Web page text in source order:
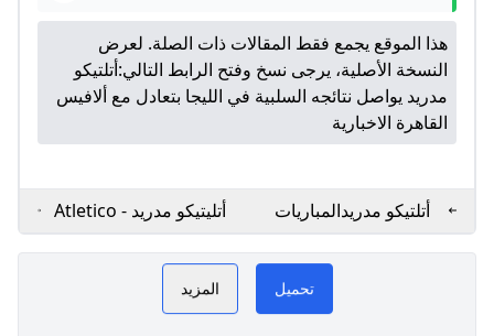
هذا الموقع يجمع فقط المقالات ذات الصلة. لعرض
النسخة الأصلية، يرجى نسخ وفتح الرابط التالي:أتلتيكو
مدريد يواصل نتائجه السلبية في الليجا بتعادل مع ألافيس
القاهرة الاخبارية
أتلتيكو مدريدالمباريات
والنتائج العربية
Goal.com
أتليتيكو مدريد - Atletico
Madrid - أخبار، صور،
أهداف و مباريات نادي
- البطولة
أتلتيكو مدريد GoGoGoPLAY
NOW
تحميل المزيد